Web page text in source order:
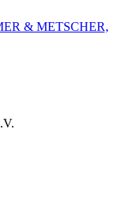
& METSCHER,